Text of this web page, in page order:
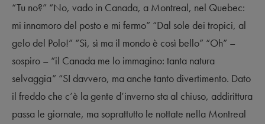
“Tu no?” “No, vado in Canada, a Montreal, nel Quebec:
mi innamoro del posto e mi fermo” “Dal sole dei tropici, al
gelo del Polo!” “Sì, sì ma il mondo è così bello” “Oh” –
sospiro – “il Canada me lo immagino: tanta natura
selvaggia” “SI davvero, ma anche tanto divertimento. Dato
il freddo che c’è la gente d’inverno sta al chiuso, addirittura
passa le giornate, ma soprattutto le nottate nella Montreal